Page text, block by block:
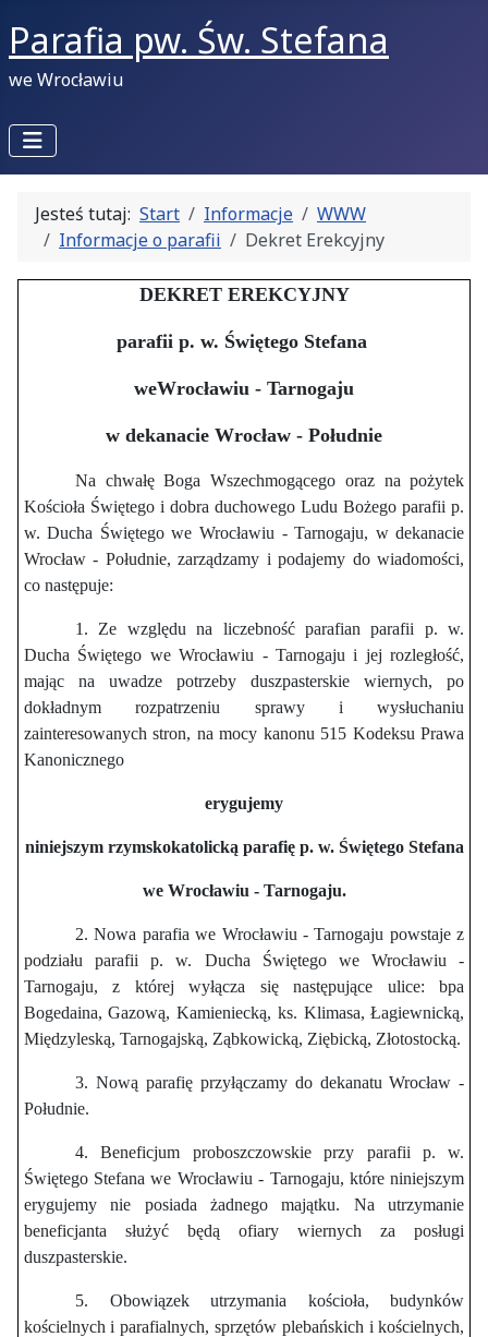
Parafia pw. Św. Stefana
we Wrocławiu
Jesteś tutaj: Start Informacje
WWW
Informacje o parafii
Dekret Erekcyjny
DEKRET EREKCYJNY
parafii p. w. Świętego Stefana
weWrocławiu - Tarnogaju
w dekanacie Wrocław - Południe
Na chwałę Boga Wszechmogącego oraz na pożytek
Kościoła Świętego i dobra duchowego Ludu Bożego parafii p.
w. Ducha Świętego we Wrocławiu - Tarnogaju, w dekanacie
Wrocław - Południe, zarządzamy i podajemy do wiadomości,
co następuje:
1. Ze względu na liczebność parafian parafii p. w.
Ducha Świętego we Wrocławiu - Tarnogaju i jej rozległość,
mając na uwadze potrzeby duszpasterskie wiernych, po
dokładnym rozpatrzeniu sprawy i wysłuchaniu
zainteresowanych stron, na mocy kanonu 515 Kodeksu Prawa
Kanonicznego
erygujemy
niniejszym rzymskokatolicką parafię p. w. Świętego Stefana
we Wrocławiu - Tarnogaju.
2. Nowa parafia we Wrocławiu - Tarnogaju powstaje z
podziału parafii p. w. Ducha Świętego we Wrocławiu -
Tarnogaju, z której wyłącza się następujące ulice: bpa
Bogedaina, Gazową, Kamieniecką, ks. Klimasa, Łagiewnicką,
Międzyleską, Tarnogajską, Ząbkowicką, Ziębicką, Złotostocką.
3. Nową parafię przyłączamy do dekanatu Wrocław -
Południe.
4. Beneficjum proboszczowskie przy parafii p. w.
Świętego Stefana we Wrocławiu - Tarnogaju, które niniejszym
erygujemy nie posiada żadnego majątku. Na utrzymanie
beneficjanta służyć będą ofiary wiernych za posługi
duszpasterskie.
5. Obowiązek utrzymania kościoła, budynków
kościelnych i parafialnych, sprzętów plebańskich i kościelnych,